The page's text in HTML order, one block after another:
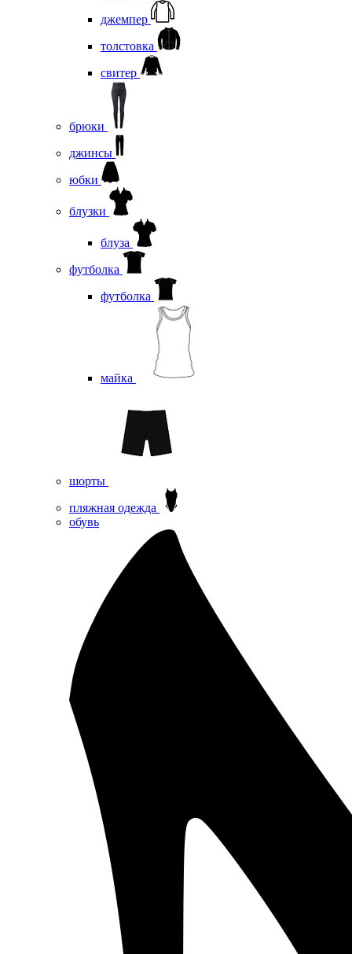
джемпер
толстовка
свитер
брюки
джинсы
юбки
блузки
блуза
футболка
футболка
майка
шорты
пляжная одежда
oбувь